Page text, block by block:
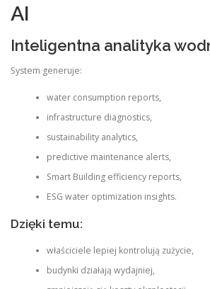
AI
Inteligentna analityka
System generuje:
water consumption reports,
infrastructure diagnostics,
sustainability analytics,
predictive maintenance alerts,
Smart Building efficiency reports,
ESG water optimization insights.
Dzięki temu:
właściciele lepiej kontrolują zużycie,
budynki działają wydajniej,